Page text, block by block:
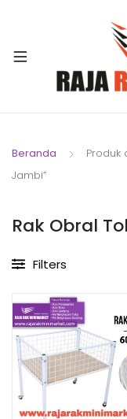
Beranda
Produk
Jambi”
Rak Obral
Filters